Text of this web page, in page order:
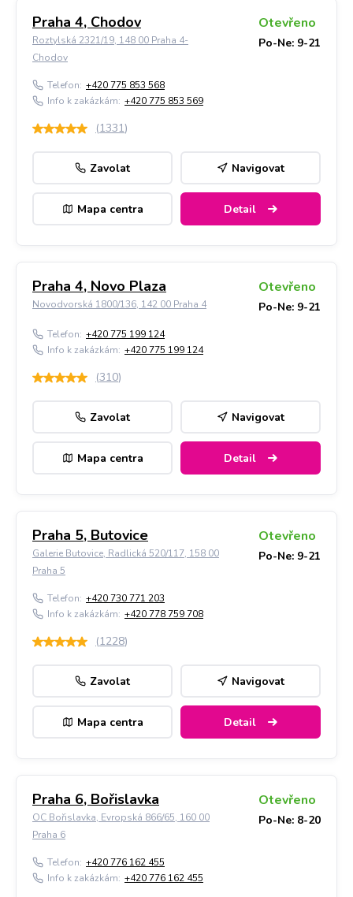
Praha 4, Chodov
Roztylská 2321/19, 148 00 Praha 4-
Chodov
Otevřeno
Po-Ne: 9-21
Telefon: +420 775 853 568
Info k zakázkám: +420 775 853 569
(1331)
Zavolat Navigovat
Mapa centra Detail
Praha 4, Novo Plaza
Novodvorská 1800/136, 142 00 Praha 4
Otevřeno
Po-Ne: 9-21
Telefon: +420 775 199 124
Info k zakázkám: +420 775 199 124
(310)
Zavolat Navigovat
Mapa centra Detail
Praha 5, Butovice
Galerie Butovice, Radlická 520/117, 158 00
Praha 5
Otevřeno
Po-Ne: 9-21
Telefon: +420 730 771 203
Info k zakázkám: +420 778 759 708
(1228)
Zavolat Navigovat
Mapa centra Detail
Praha 6, Bořislavka
OC Bořislavka, Evropská 866/65, 160 00
Praha 6
Otevřeno
Po-Ne: 8-20
Telefon: +420 776 162 455
Info k zakázkám: +420 776 162 455